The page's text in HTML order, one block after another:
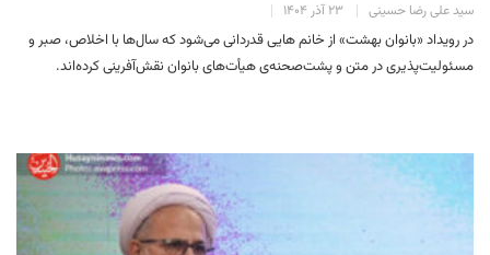
سید علی رضا حسینی ۲۳ آذر ۱۴۰۴
در رویداد «بانوان بهشت» از خانم هایی قدردانی می‌شود که سال‌ها با اخلاص، صبر و
مسئولیت‌پذیری در متن و پشت‌صحنه‌ی هیأت‌های بانوان نقش‌آفرینی کرده‌اند.